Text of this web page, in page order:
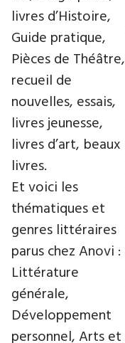
livres d’Histoire,
Guide pratique,
Pièces de Théâtre,
recueil de
nouvelles, essais,
livres jeunesse,
livres d’art, beaux
livres.
Et voici les
thématiques et
genres littéraires
parus chez Anovi :
Littérature
générale,
Développement
personnel, Arts et